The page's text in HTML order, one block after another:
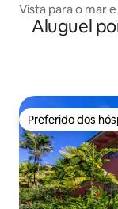
Vista para o mar
Aluguel
Preferido dos
Preferido dos